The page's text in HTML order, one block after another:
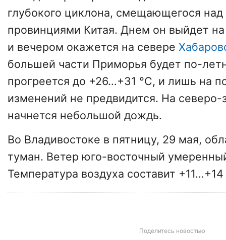
глубокого циклона, смещающегося
провинциями Китая. Днем он выйдет
и вечером окажется на севере
большей части Приморья будет по-
прогреется до +26…+31 °C, и лишь на
изменений не предвидится. На северо-
начнется небольшой дождь.
Во Владивостоке в пятницу, 29 мая,
туман. Ветер юго-восточный
Температура воздуха составит +11…+14
Поделитесь новостью